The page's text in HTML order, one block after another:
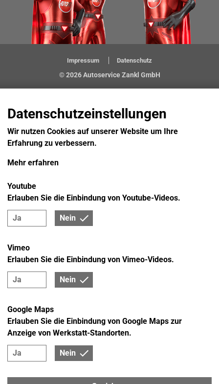
Impressum Datenschutz
© 2026 Autoservice Zankl GmbH
Datenschutzeinstellungen
Wir nutzen Cookies auf unserer Website um Ihre
Erfahrung zu verbessern.
Mehr erfahren
Ja Nein
Youtube
Erlauben Sie die Einbindung von Youtube-Videos.
Ja Nein
Vimeo
Erlauben Sie die Einbindung von Vimeo-Videos.
Ja Nein
Google Maps
Erlauben Sie die Einbindung von Google Maps zur
Anzeige von Werkstatt-Standorten.